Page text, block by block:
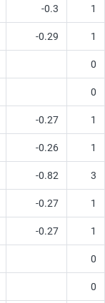
-0.3 1
-0.29 1
0
0
-0.27 1
-0.26 1
-0.82 3
-0.27 1
-0.27 1
0
0